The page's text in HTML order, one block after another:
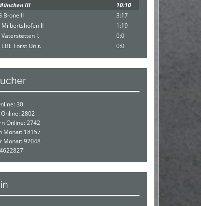
III
10:10
B-one II
3:17
Milbertshofen II
1:19
Vaterstetten I.
0:0
EBE Forst Unit.
0:0
30
2802
Online: 2742
Monat: 18157
Monat: 97048